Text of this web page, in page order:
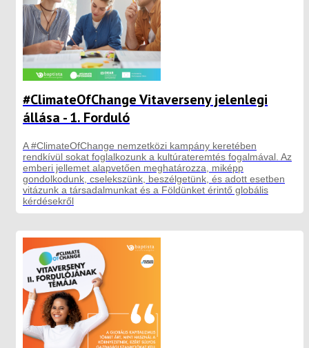
#ClimateOfChange Vitaverseny jelenlegi
állása - 1. Forduló
A #ClimateOfChange nemzetközi kampány keretében
rendkívül sokat foglalkozunk a kultúrateremtés fogalmával. Az
emberi jellemet alapvetően meghatározza, miképp
gondolkodunk, cselekszünk, beszélgetünk, és adott esetben
vitázunk a társadalmunkat és a Földünket érintő globális
kérdésekről